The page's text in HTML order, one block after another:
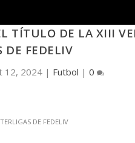
TÍTULO DE LA XIII
DE FEDELIV
12, 2024 | Futbol |0